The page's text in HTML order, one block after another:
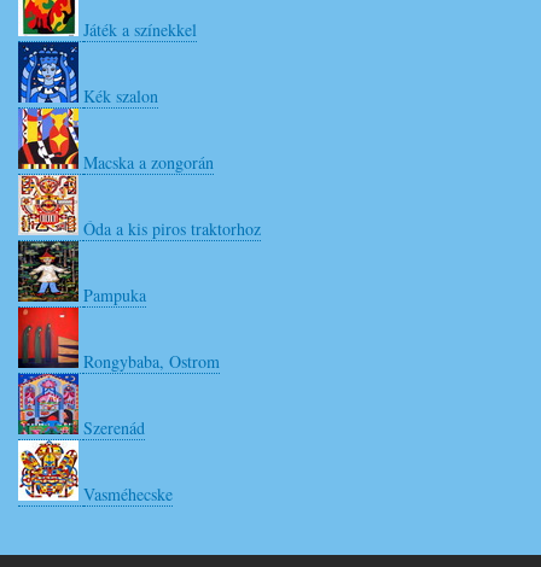
Játék a színekkel
Kék szalon
Macska a zongorán
Óda a kis piros traktorhoz
Pampuka
Rongybaba, Ostrom
Szerenád
Vasméhecske